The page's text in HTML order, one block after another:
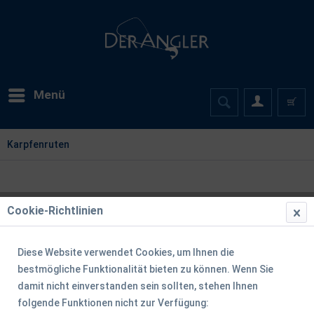
Menü
Karpfenruten
Cookie-Richtlinien
Diese Website verwendet Cookies, um Ihnen die
bestmögliche Funktionalität bieten zu können. Wenn Sie
damit nicht einverstanden sein sollten, stehen Ihnen
folgende Funktionen nicht zur Verfügung: